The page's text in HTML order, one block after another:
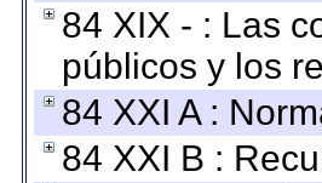
84 XIX - : Las
públicos y los
84 XXI A :
84 XXI B :